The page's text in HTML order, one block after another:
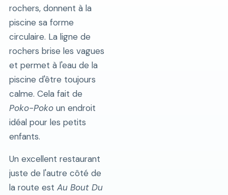
rochers, donnent à la
piscine sa forme
circulaire. La ligne de
rochers brise les vagues
et permet à l'eau de la
piscine d'être toujours
calme. Cela fait de
Poko-Pokoun endroit
idéal pour les petits
enfants.
Un excellent restaurant
juste de l'autre côté de
la route est Au Bout Du